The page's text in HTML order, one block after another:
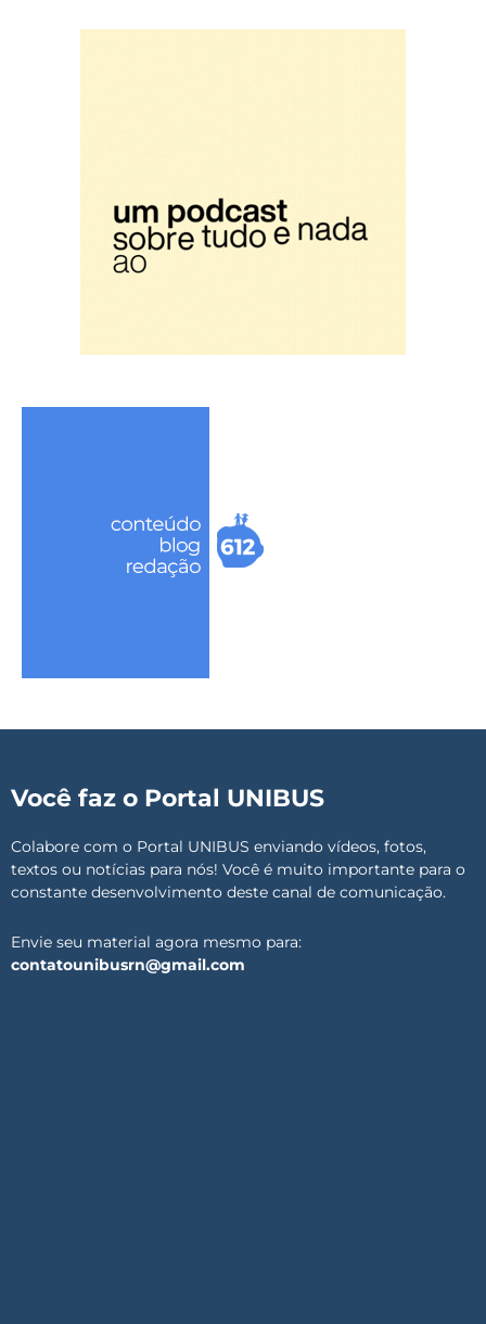
Você faz o Portal UNIBUS
Colabore com o Portal UNIBUS enviando vídeos, fotos,
textos ou notícias para nós! Você é muito importante para o
constante desenvolvimento deste canal de comunicação.
Envie seu material agora mesmo para:
contatounibusrn@gmail.com